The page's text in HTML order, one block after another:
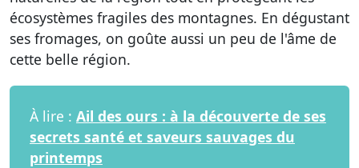
écosystèmes fragiles des montagnes. En dégustant
ses fromages, on goûte aussi un peu de l'âme de
cette belle région.
À lire : Ail des ours : à la découverte de ses
secrets santé et saveurs sauvages du
printemps